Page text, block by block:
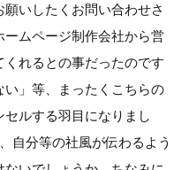
いしたくお問い合わせさ
ムページ制作会社から営
れるとの事だったのです
」等、まったくこちらの
ルする羽目になりまし
自分等の社風が伝わるよう